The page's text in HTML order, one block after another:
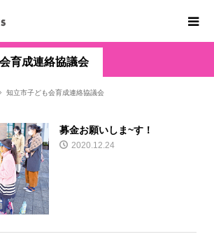
育成連絡協議会
知立市子ども会育成連絡協議会
募金お願いしま~す！
2020.12.24